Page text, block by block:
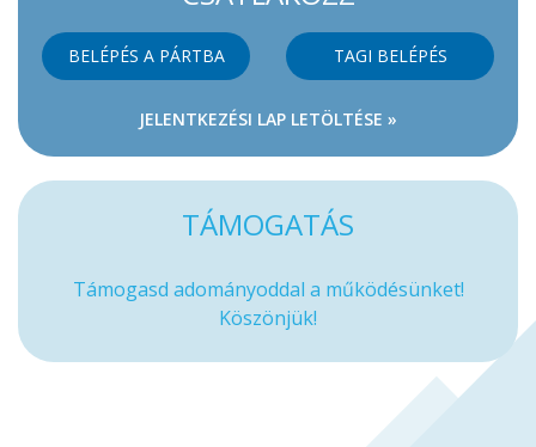
BELÉPÉS A PÁRTBA TAGI BELÉPÉS
JELENTKEZÉSI LAP LETÖLTÉSE »
TÁMOGATÁS
Támogasd adományoddal a működésünket!
Köszönjük!